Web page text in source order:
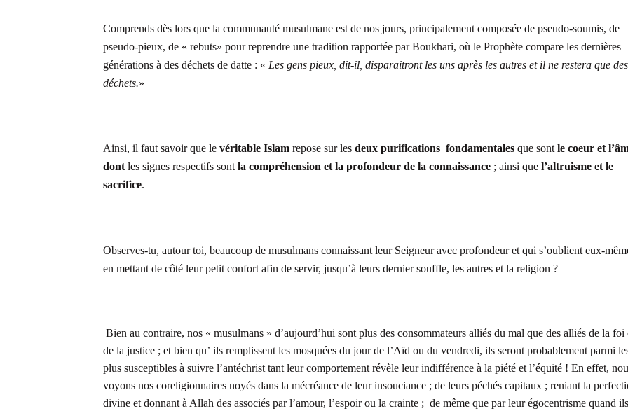
Comprends dès lors que la communauté musulmane est de nos jours, principalement composée de pseudo-soumis, de
pseudo-pieux, de « rebuts» pour reprendre une tradition rapportée par Boukhari, où le Prophète compare les dernières
générations à des déchets de datte : « Les gens pieux, dit-il, disparaitront les uns après les autres et il ne restera que des
déchets.»
Ainsi, il faut savoir que le véritable Islam repose sur les deux purifications fondamentales que sont le coeur et
dont les signes respectifs sont la compréhension et la profondeur de la connaissance ; ainsi que l’altruisme et le
sacrifice.
Observes-tu, autour toi, beaucoup de musulmans connaissant leur Seigneur avec profondeur et qui s’oublient eux-
en mettant de côté leur petit confort afin de servir, jusqu’à leurs dernier souffle, les autres et la religion ?
Bien au contraire, nos « musulmans » d’aujourd’hui sont plus des consommateurs alliés du mal que des alliés de la foi
de la justice ; et bien qu’ ils remplissent les mosquées du jour de l’Aïd ou du vendredi, ils seront probablement parmi
plus susceptibles à suivre l’antéchrist tant leur comportement révèle leur indifférence à la piété et l’équité ! En effet,
voyons nos coreligionnaires noyés dans la mécréance de leur insouciance ; de leurs péchés capitaux ; reniant la
divine et donnant à Allah des associés par l’amour, l’espoir ou la crainte ; de même que par leur égocentrisme quand